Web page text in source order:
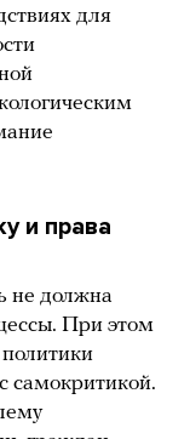
для
и права
не должна
При этом
самокритикой.